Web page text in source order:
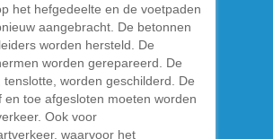
het hefgedeelte en de voetpaden
aangebracht. De betonnen
worden hersteld. De
worden gerepareerd. De
tenslotte, worden geschilderd. De
en toe afgesloten moeten worden
Ook voor
waarvoor het